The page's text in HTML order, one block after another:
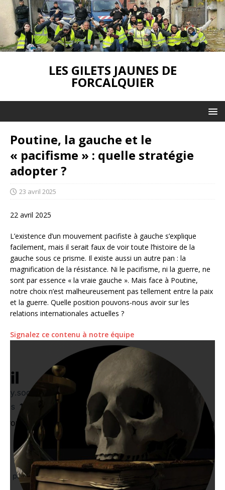
LES GILETS JAUNES DE
FORCALQUIER
Poutine, la gauche et le
« pacifisme » : quelle stratégie
adopter ?
23 avril 2025
22 avril 2025
L’existence d’un mouvement pacifiste à gauche s’explique
facilement, mais il serait faux de voir toute l’histoire de la
gauche sous ce prisme. Il existe aussi un autre pan : la
magnification de la résistance. Ni le pacifisme, ni la guerre, ne
sont par essence « la vraie gauche ». Mais face à Poutine,
notre choix n’est malheureusement pas tellement entre la paix
et la guerre. Quelle position pouvons-nous avoir sur les
relations internationales actuelles ?
Signalez ce contenu à notre équipe